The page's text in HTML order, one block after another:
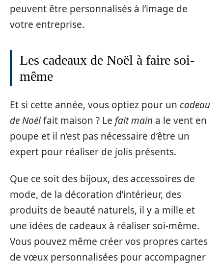
peuvent être personnalisés à l’image de
votre entreprise.
Les cadeaux de Noël à faire soi-
même
Et si cette année, vous optiez pour un cadeau
de Noëlfait maison ? Le fait main a le vent en
poupe et il n’est pas nécessaire d’être un
expert pour réaliser de jolis présents.
Que ce soit des bijoux, des accessoires de
mode, de la décoration d’intérieur, des
produits de beauté naturels, il y a mille et
une idées de cadeaux à réaliser soi-même.
Vous pouvez même créer vos propres cartes
de vœux personnalisées pour accompagner